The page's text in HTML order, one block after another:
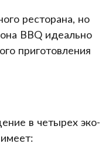
ресторана, но
BBQ идеально
приготовления
в четырех эко-